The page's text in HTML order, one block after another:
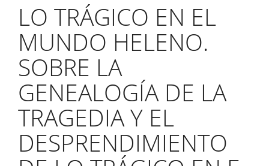
LO TRÁGICO EN EL
MUNDO HELENO.
SOBRE LA
GENEALOGÍA DE LA
TRAGEDIA Y EL
DESPRENDIMIENTO